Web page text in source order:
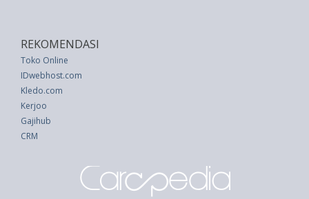
REKOMENDASI
Toko Online
IDwebhost.com
Kledo.com
Kerjoo
Gajihub
CRM